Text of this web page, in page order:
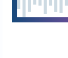
קתלין